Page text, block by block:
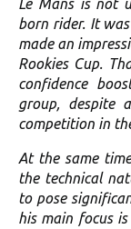
Le Mans is not
born rider. It
made an
Rookies Cup.
confidence
group, despite
competition in
At the same
the technical
to pose
his main focus